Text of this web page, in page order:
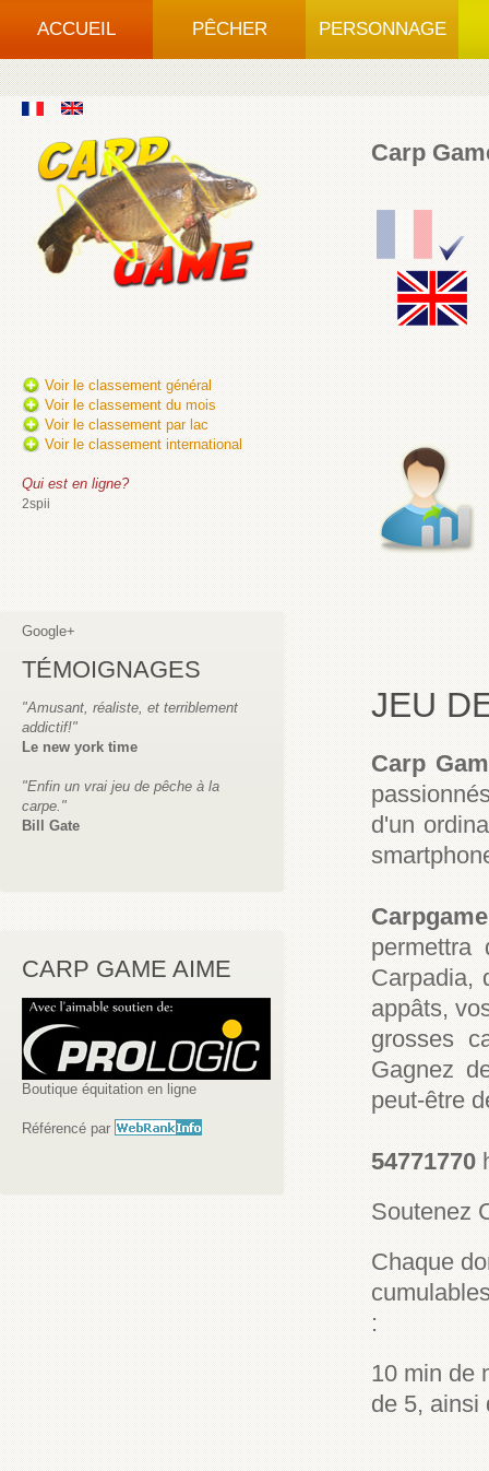
ACCUEIL PÊCHER PERSONNAGE
Voir le classement général
Voir le classement du mois
Voir le classement par lac
Voir le classement international
Qui est en ligne?
2spii
Google+
TÉMOIGNAGES
"Amusant, réaliste, et terriblement
addictif!"
Le new york time
"Enfin un vrai jeu de pêche à la
carpe."
Bill Gate
CARP GAME AIME
Boutique équitation en ligne
Référencé par
Carp
JEU
Carp
d'un
Carpgame
permettra
Carpadia,
appâts,
grosses
Gagnez
peut-être
54771770
Soutenez
Chaque
:
10 min de
de 5, ainsi